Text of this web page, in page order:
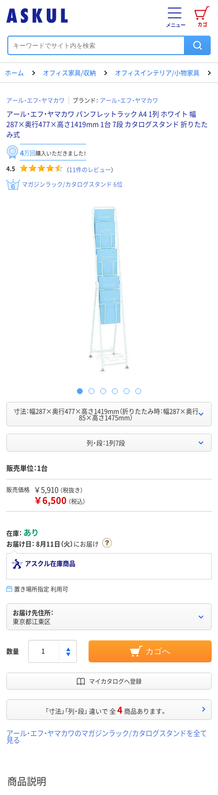
カゴ
メニュー
ホーム オフィス家具/収納 オフィスインテリア/小物家具
アール・エフ・ヤマカワ ブランド： アール・エフ・ヤマカワ
アール・エフ・ヤマカワ パンフレットラック A4 1列 ホワイト 幅
287×奥行477×高さ1419mm 1台 7段 カタログスタンド 折りたた
み式
4万回購入いただきました！
4.5 （11件のレビュー）
マガジンラック/カタログスタンド 6位
寸法：幅287×奥行477×高さ1419mm（折りたたみ時：幅287×奥行
85×高さ1475mm）
列・段：1列7段
販売単位：1台
販売価格 ￥5,910 （税抜き）
￥6,500 （税込）
在庫： あり
お届け日： 8月11日（火）にお届け
アスクル在庫商品
置き場所指定 利用可
お届け先住所：
東京都江東区
数量 カゴへ
マイカタログへ登録
「寸法」「列・段」 違いで 全4 商品あります。
アール・エフ・ヤマカワのマガジンラック/カタログスタンドを全て
見る
商品説明